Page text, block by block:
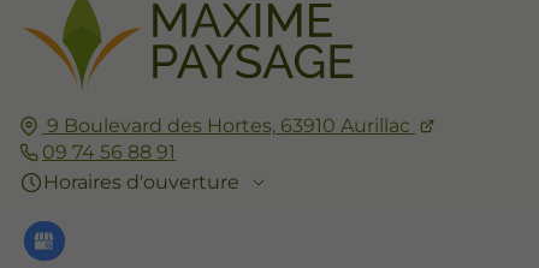
9 Boulevard des Hortes, 63910 Aurillac
09 74 56 88 91
Horaires d'ouverture